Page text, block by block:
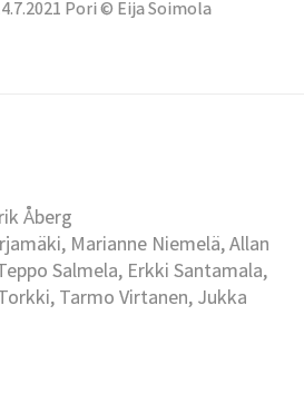
Pori © Eija Soimola
Åberg
Marianne Niemelä, Allan
Salmela, Erkki Santamala,
Tarmo Virtanen, Jukka